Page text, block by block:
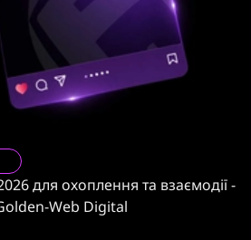
для охоплення та взаємодії -
Web Digital